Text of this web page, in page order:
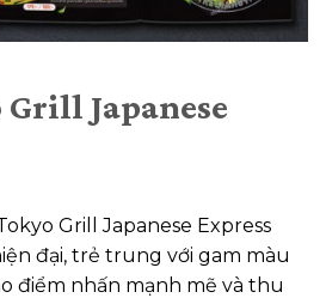
Japanese
Grill Japanese Express
đại, trẻ trung với gam màu
điểm nhấn mạnh mẽ và thu